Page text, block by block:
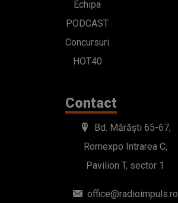
Echipa
PODCAST
Concursuri
HOT40
Contact
Bd. Mărăști 65-67,
Romexpo Intrarea C,
Pavilion T, sector 1
office@radioimpuls.ro